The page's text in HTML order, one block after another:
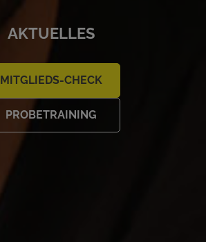
AKTUELLES
MITGLIEDS-CHECK
PROBETRAINING